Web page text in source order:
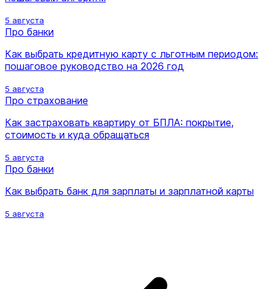
5 августа
Про банки
Как выбрать кредитную карту с льготным периодом:
пошаговое руководство на 2026 год
5 августа
Про страхование
Как застраховать квартиру от БПЛА: покрытие,
стоимость и куда обращаться
5 августа
Про банки
Как выбрать банк для зарплаты и зарплатной карты
5 августа